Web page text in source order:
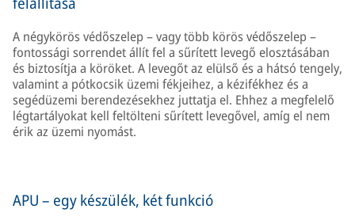
A négykörös védőszelep – vagy több körös védőszelep –
fontossági sorrendet állít fel a sűrített levegő elosztásában
és biztosítja a köröket. A levegőt az elülső és a hátsó tengely,
valamint a pótkocsik üzemi fékjeihez, a kézifékhez és a
segédüzemi berendezésekhez juttatja el. Ehhez a megfelelő
légtartályokat kell feltölteni sűrített levegővel, amíg el nem
érik az üzemi nyomást.
APU – egy készülék, két funkció